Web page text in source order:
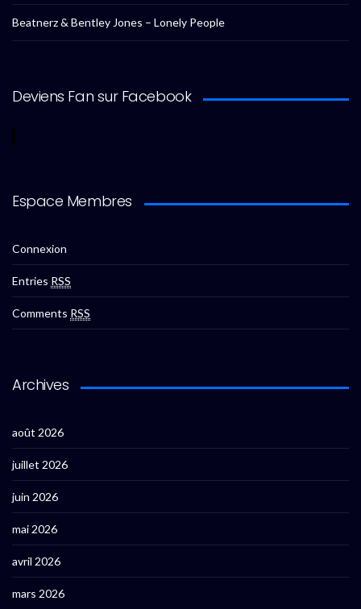
Beatnerz & Bentley Jones – Lonely People
Deviens Fan sur Facebook
Espace Membres
Connexion
Entries RSS
Comments RSS
Archives
août 2026
juillet 2026
juin 2026
mai 2026
avril 2026
mars 2026